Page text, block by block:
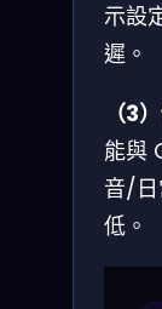
示設
遲。
（3
能與
音/日
低。